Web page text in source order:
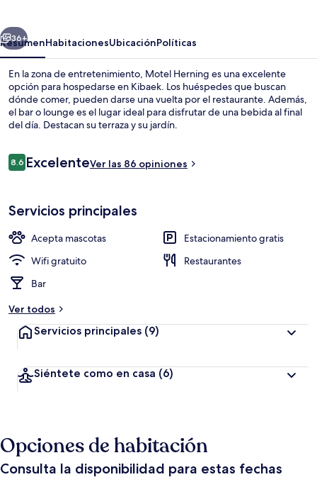
Siguiente
36+
ResumenHabitacionesUbicaciónPolíticas
En la zona de entretenimiento, Motel Herning es una excelente
opción para hospedarse en Kibaek. Los huéspedes que buscan
dónde comer, pueden darse una vuelta por el restaurante. Además,
el bar o lounge es el lugar ideal para disfrutar de una bebida al final
del día. Destacan su terraza y su jardín.
Opiniones
8.68.6 de 10,
ExcelenteVer las 86 opiniones
Servicios principales
Acepta mascotas
Estacionamiento gratis
Wifi gratuito
Restaurantes
Bar
Ver todos
Servicios principales (9)
Siéntete como en casa (6)
Opciones de habitación
Consulta la disponibilidad para estas fechas